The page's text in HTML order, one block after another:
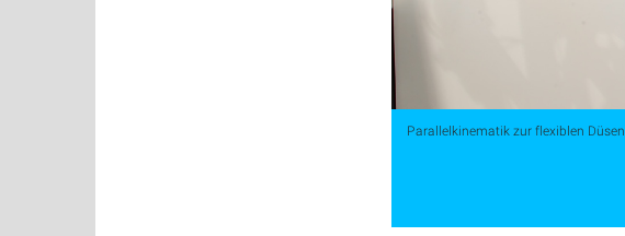
Parallelkinematik zur flexiblen